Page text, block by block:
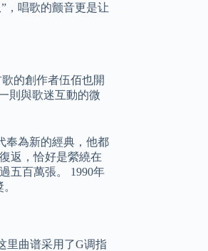
，唱歌的颤音更是让
的創作者伍佰也開
則與歌迷互動的微
奉為新的經典，他都
返，恰好是縈繞在
五百萬張。 1990年
里曲谱采用了G调指